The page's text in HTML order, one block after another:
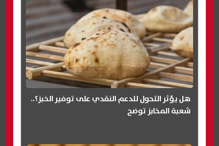
هل يؤثر التحول للدعم النقدي على توفير الخبز؟..
شعبة المخابز توضح